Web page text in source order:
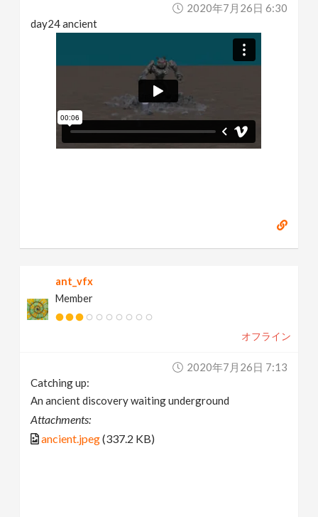
2020年7月26日 6:30
day24 ancient
ant_vfx
Member
オフライン
2020年7月26日 7:13
Catching up:
An ancient discovery waiting underground
Attachments:
ancient.jpeg(337.2 KB)